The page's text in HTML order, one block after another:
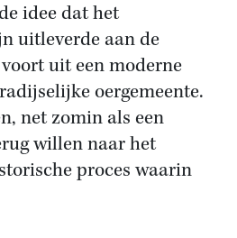
idee dat het
uitleverde aan de
uit een moderne
oergemeente.
net zomin als een
willen naar het
proces waarin